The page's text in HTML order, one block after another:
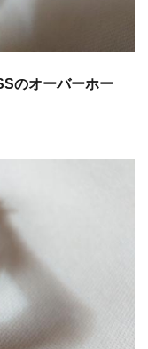
のオーバーホー